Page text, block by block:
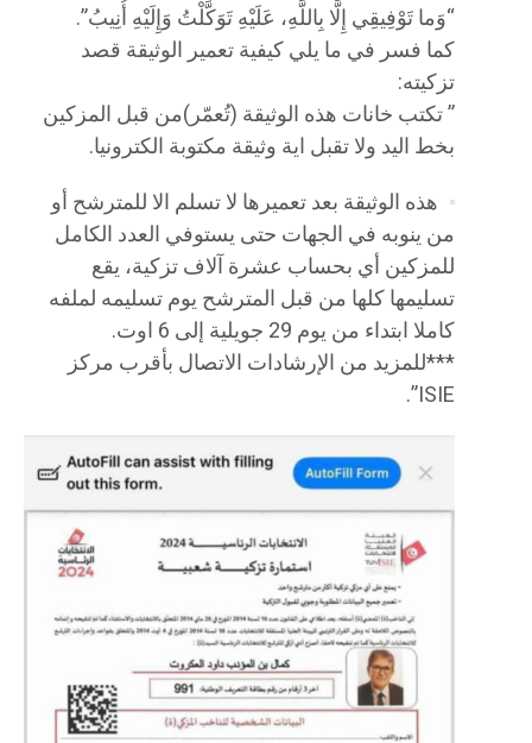
“وَما تَوْفِيقِي إِلَّا بِاللَّهِ، عَلَيْهِ تَوَكَّلْتُ وَإِلَيْهِ أُنِيبُ”.
كما فسر في ما يلي كيفية تعمير الوثيقة قصد
تزكيته:
” تكتب خانات هذه الوثيقة (تُعمّر)من قبل المزكين
بخط اليد ولا تقبل اية وثيقة مكتوبة الكترونيا.
هذه الوثيقة بعد تعميرها لا تسلم الا للمترشح أو
من ينوبه في الجهات حتى يستوفي العدد الكامل
للمزكين أي بحساب عشرة آلاف تزكية، يقع
تسليمها كلها من قبل المترشح يوم تسليمه لملفه
كاملا ابتداء من يوم 29 جويلية إلى 6 اوت.
***للمزيد من الإرشادات الاتصال بأقرب مركز
ISIE”.